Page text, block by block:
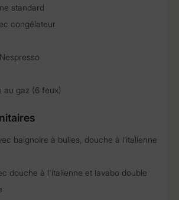
standard
congélateur
au gaz (6 feux)
baignoire à bulles, douche à l’italienne
douche à l'italienne et lavabo double